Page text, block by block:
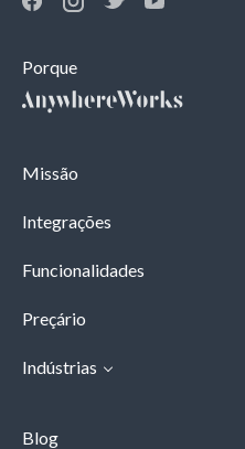
Porque
Missão
Integrações
Funcionalidades
Preçário
Indústrias
Blog